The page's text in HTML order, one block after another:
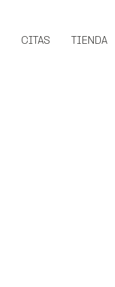
CITAS TIENDA